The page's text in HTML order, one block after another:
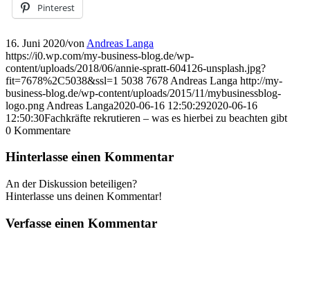
Pinterest
16. Juni 2020/von Andreas Langa
https://i0.wp.com/my-business-blog.de/wp-
content/uploads/2018/06/annie-spratt-604126-unsplash.jpg?
fit=7678%2C5038&ssl=1 5038 7678 Andreas Langa http://my-
business-blog.de/wp-content/uploads/2015/11/mybusinessblog-
logo.png Andreas Langa2020-06-16 12:50:292020-06-16
12:50:30Fachkräfte rekrutieren – was es hierbei zu beachten gibt
0 Kommentare
Hinterlasse einen Kommentar
An der Diskussion beteiligen?
Hinterlasse uns deinen Kommentar!
Verfasse einen Kommentar